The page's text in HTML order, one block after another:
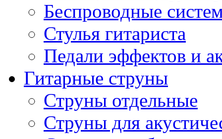
Беспроводные
Стулья гитариста
Педали эффектов и
Гитарные струны
Струны отдельные
Струны для